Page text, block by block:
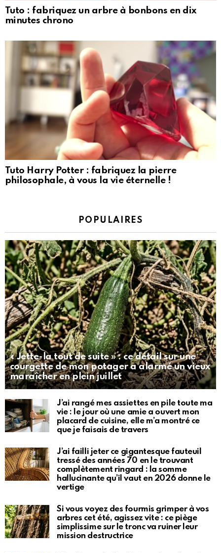
Tuto : fabriquez un arbre à bonbons en dix
minutes chrono
Tuto Harry Potter : fabriquez la pierre
philosophale, à vous la vie éternelle !
POPULAIRES
« Jette-la tout de suite » : ce détail sur une
courgette de mon potager a alarmé un vieux
maraîcher en plein juillet
J’ai rangé mes assiettes en pile toute ma
vie : le jour où une amie a ouvert mon
placard de cuisine, elle m’a montré ce
que je faisais de travers
J’ai failli jeter ce gigantesque fauteuil
tressé des années 70 en le trouvant
complètement ringard : la somme
hallucinante qu’il vaut en 2026 donne le
vertige
Si vous voyez des fourmis grimper à vos
arbres cet été, agissez vite : ce piège
simplissime sur le tronc va ruiner leur
mission destructrice